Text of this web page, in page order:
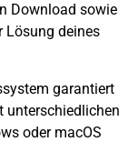
Download sowie
Lösung deines
garantiert
unterschiedlichen
oder macOS